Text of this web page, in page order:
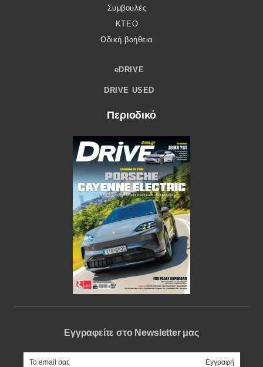
Συμβουλές
ΚΤΕΟ
Οδική βοήθεια
eDRIVE
DRIVE USED
Περιοδικό
Εγγραφείτε στο Newsletter μας
e-mail